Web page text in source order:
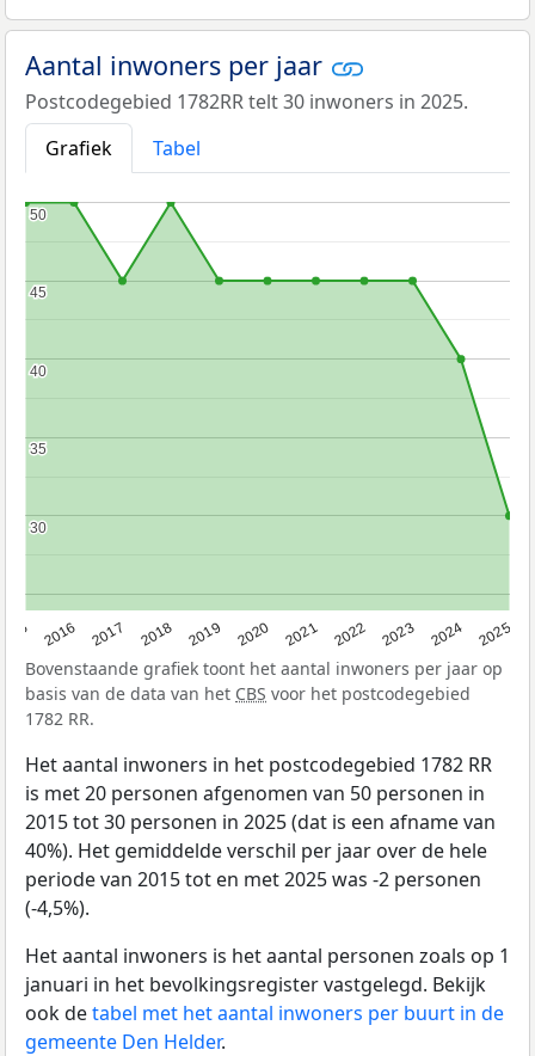
Aantal inwoners per jaar
Postcodegebied 1782RR telt 30 inwoners in 2025.
Grafiek
Tabel
2016 2017 2018 2019 2020 2021 2022 2023 2024 2025
30
30
35
35
40
40
45
45
50
50
Bovenstaande grafiek toont het aantal inwoners per jaar op
basis van de data van het CBS voor het postcodegebied
1782 RR.
Het aantal inwoners in het postcodegebied 1782 RR
is met 20 personen afgenomen van 50 personen in
2015 tot 30 personen in 2025 (dat is een afname van
40%). Het gemiddelde verschil per jaar over de hele
periode van 2015 tot en met 2025 was -2 personen
(-4,5%).
Het aantal inwoners is het aantal personen zoals op 1
januari in het bevolkingsregister vastgelegd. Bekijk
ook detabel met het aantal inwoners per buurt in de
gemeente Den Helder.